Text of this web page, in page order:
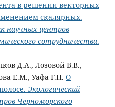
в решении векторных
скалярных.
научных центров
сотрудничества.
Д.А., Лозовой В.В.,
Е.М., Уафа Г.Н. О
Экологический
Черноморского